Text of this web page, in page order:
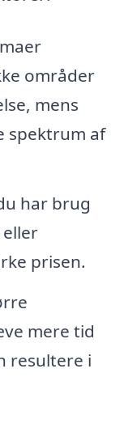
områder
mens
spektrum af
har brug
prisen.
mere tid
resultere i